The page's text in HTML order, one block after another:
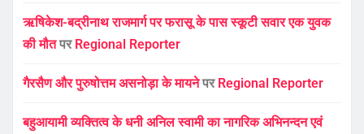
ऋषिकेश-बद्रीनाथ राजमार्ग पर फरासू के पास स्कूटी सवार एक युवक
की मौतपर Regional Reporter
गैरसैण और पुरुषोत्तम असनोड़ा के मायनेपर Regional Reporter
बहुआयामी व्यक्तित्व के धनी अनिल स्वामी का नागरिक अभिनन्दन एवं